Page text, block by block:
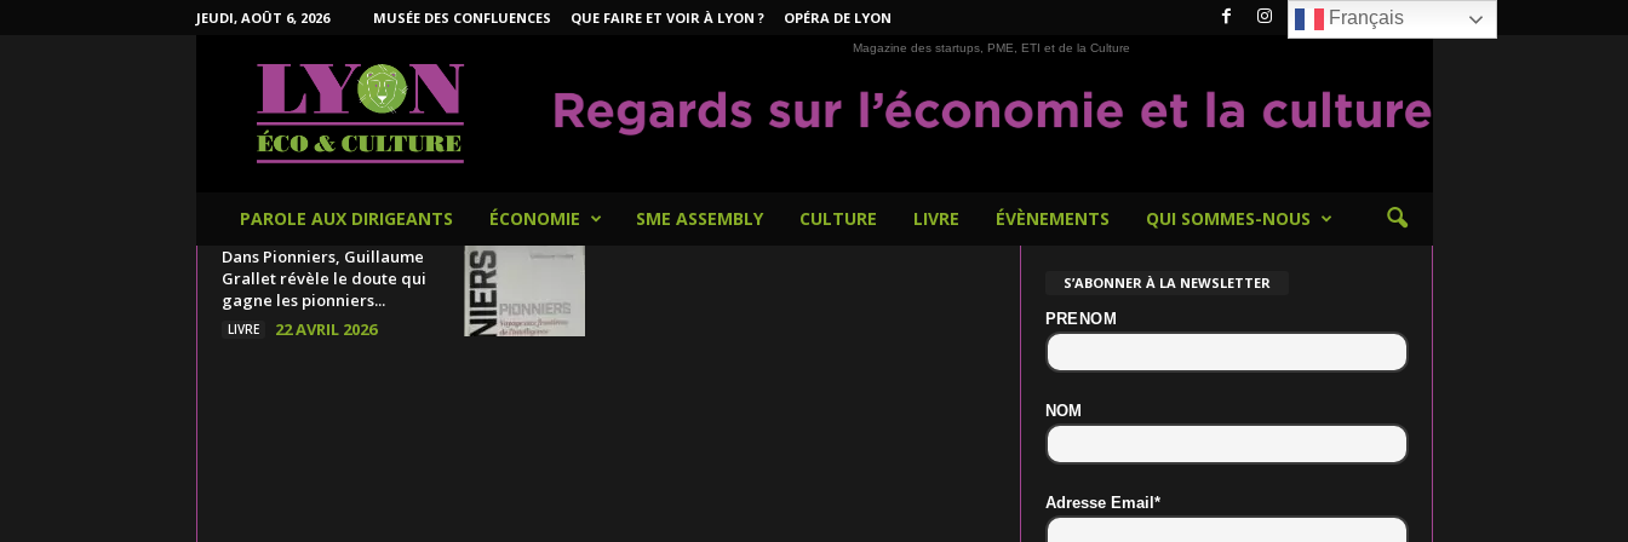
JEUDI, AOÛT 6, 2026 MUSÉE DES CONFLUENCES QUE FAIRE ET VOIR À LYON ? OPÉRA DE LYON
Magazine des startups, PME, ETI et de la Culture
PAROLE AUX DIRIGEANTS ÉCONOMIE SME ASSEMBLY CULTURE LIVRE ÉVÈNEMENTS QUI SOMMES-NOUS
Dans Pionniers, Guillaume
Grallet révèle le doute qui
gagne les pionniers...
LIVRE 22 AVRIL 2026
S’ABONNER À LA NEWSLETTER
PRENOM
NOM
Adresse Email*
Français